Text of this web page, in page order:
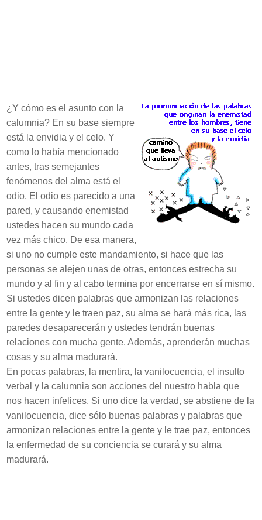
¿Y cómo es el asunto con la
calumnia? En su base siempre
está la envidia y el celo. Y
como lo había mencionado
antes, tras semejantes
fenómenos del alma está el
odio. El odio es parecido a una
pared, y causando enemistad
ustedes hacen su mundo cada
vez más chico. De esa manera,
si uno no cumple este mandamiento, si hace que las
personas se alejen unas de otras, entonces estrecha su
mundo y al fin y al cabo termina por encerrarse en sí mismo.
Si ustedes dicen palabras que armonizan las relaciones
entre la gente y le traen paz, su alma se hará más rica, las
paredes desaparecerán y ustedes tendrán buenas
relaciones con mucha gente. Además, aprenderán muchas
cosas y su alma madurará.
En pocas palabras, la mentira, la vanilocuencia, el insulto
verbal y la calumnia son acciones del nuestro habla que
nos hacen infelices. Si uno dice la verdad, se abstiene de la
vanilocuencia, dice sólo buenas palabras y palabras que
armonizan relaciones entre la gente y le trae paz, entonces
la enfermedad de su conciencia se curará y su alma
madurará.